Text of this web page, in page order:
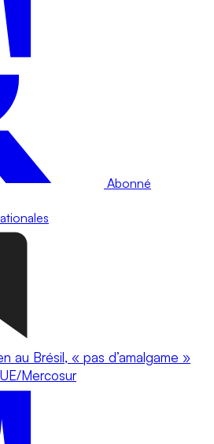
Abonné
au Brésil, « pas d’amalgame »
Mercosur